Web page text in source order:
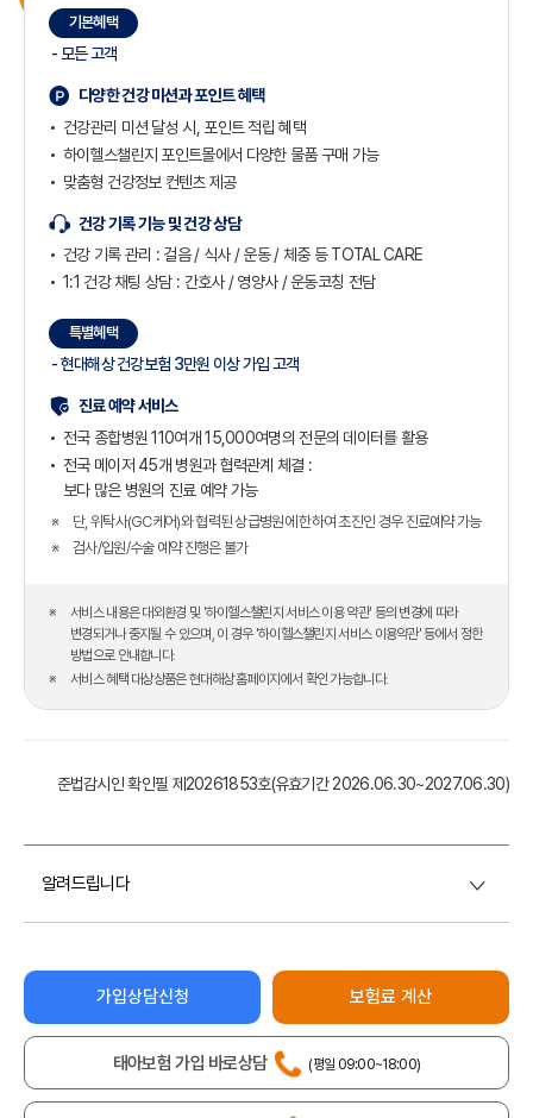
기본혜택
- 모든 고객
다양한 건강 미션과 포인트 혜택
건강관리 미션 달성 시, 포인트 적립 혜택
하이헬스챌린지 포인트몰에서 다양한 물품 구매 가능
맞춤형 건강정보 컨텐츠 제공
건강 기록 기능 및 건강 상담
건강 기록 관리 : 걸음 / 식사 / 운동 / 체중 등TOTAL CARE
1:1 건강 채팅 상담 : 간호사 / 영양사 / 운동코칭 전담
특별혜택
- 현대해상 건강보험 3만원 이상 가입 고객
진료 예약 서비스
전국 종합병원 110여개 15,000여명의 전문의 데이터를 활용
전국 메이저 45개 병원과 협력관계 체결 :
보다 많은 병원의 진료 예약 가능
단, 위탁사(GC케어)와 협력된 상급병원에 한하여 초진인 경우 진료예약 가능
검사/입원/수술 예약 진행은 불가
서비스 내용은 대외환경 및 '하이헬스챌린지 서비스 이용 약관' 등의 변경에 따라
변경되거나 중지될 수 있으며, 이 경우 '하이헬스챌린지 서비스 이용약관' 등에서 정한
방법으로 안내합니다.
서비스 혜택 대상상품은 현대해상 홈페이지에서 확인 가능합니다.
준법감시인 확인필 제20261853호(유효기간 2026.06.30~2027.06.30)
알려드립니다
가입상담신청 보험료 계산
태아보험 가입 바로상담 (평일 09:00~18:00)